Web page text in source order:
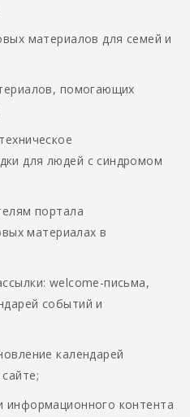
материалов для семей и
помогающих
для людей с синдромом
портала
материалах в
welcome-письма,
событий и
календарей
информационного контента